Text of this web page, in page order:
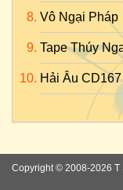
Vô Ngại Pháp
Tape Thúy
Hải Âu
Copyright © 2008-2026 T